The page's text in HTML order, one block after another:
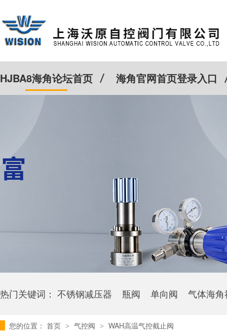
HJBA8海角论坛首页 海角官网首页登录入口
热门关键词： 不锈钢减压器 瓶阀 单向阀 气体海
您的位置： 首页 > 气控阀 > WAH高温气控截止阀